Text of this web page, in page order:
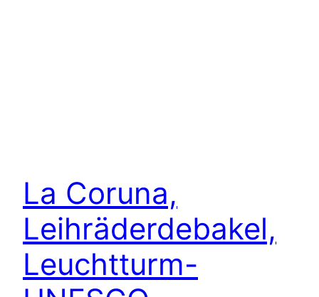
La Coruna,
Leihräderdebakel,
Leuchtturm-